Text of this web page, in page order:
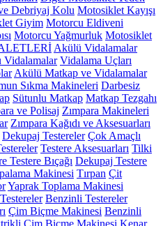
Debriyaj Kolu Motosiklet Kayışı
Giyim Motorcu Eldiveni
Motorcu Yağmurluk Motosiklet
Akülü Vidalamalar
Vidalamalar Vidalama Uçları
Akülü Matkap ve Vidalamalar
Sıkma Makineleri Darbesiz
Sütunlu Matkap Matkap Tezgahı
ve Polisaj Zımpara Makineleri
Zımpara Kağıdı ve Aksesuarları
Dekupaj Testereler Çok Amaçlı
Testere Aksesuarları Tilki
Testere Bıçağı Dekupaj Testere
Makinesi Tırpan Çit
Yaprak Toplama Makinesi
Benzinli Testereler
Çim Biçme Makinesi Benzinli
Çim Biçme Makinesi Kenar